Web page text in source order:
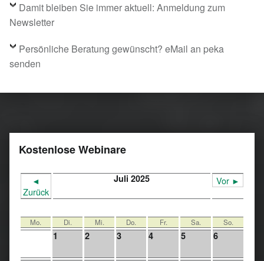
Damit bleiben Sie immer aktuell: Anmeldung zum
Newsletter
Persönliche Beratung gewünscht? eMail an peka
senden
Kostenlose Webinare
◄
Zurück
Juli 2025 Vor ►
Mo. Di. Mi. Do. Fr. Sa. So.
1 2 3 4 5 6